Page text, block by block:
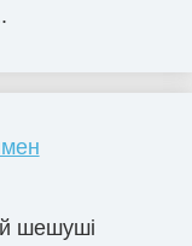
шешуші